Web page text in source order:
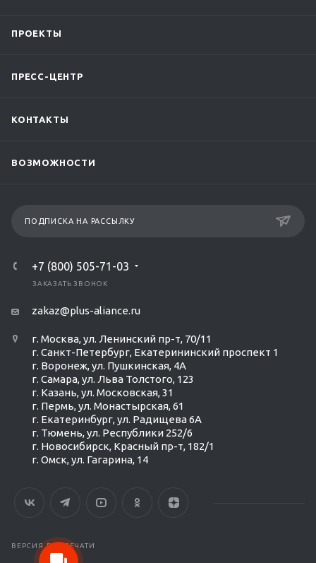
Ольга Кравченко
вас появятся вопросы.
ПРОЕКТЫ
ПРЕСС-ЦЕНТР
КОНТАКТЫ
ВОЗМОЖНОСТИ
ПОДПИСКА НА РАССЫЛКУ
+7 (800) 505-71-03
ЗАКАЗАТЬ ЗВОНОК
zakaz@plus-aliance.ru
г. Москва, ул. Ленинский пр-т, 70/11
г. Санкт-Петербург, Екатерининский проспект 1
г. Воронеж, ул. Пушкинская, 4А
г. Самара, ул. Льва Толстого, 123
г. Казань, ул. Московская, 31
г. Пермь, ул. Монастырская, 61
г. Екатеринбург, ул. Радищева 6А
г. Тюмень, ул. Республики 252/6
г. Новосибирск, Красный пр-т, 182/1
г. Омск, ул. ​Гагарина, 14
ВЕРСИЯ ДЛЯ ПЕЧАТИ